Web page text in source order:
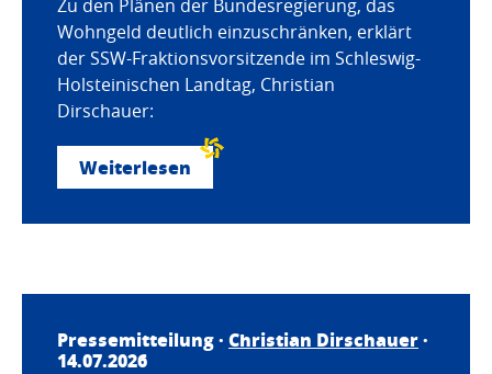
Zu den Plänen der Bundesregierung, das
Wohngeld deutlich einzuschränken, erklärt
der SSW-Fraktionsvorsitzende im Schleswig-
Holsteinischen Landtag, Christian
Dirschauer:
Weiterlesen
Pressemitteilung · Christian Dirschauer·
14.07.2026